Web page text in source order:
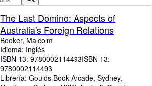
CERRAR
The Last Domino: Aspects of
Australia's Foreign Relations
Booker, Malcolm
Idioma: Inglés
ISBN 13: 9780002114493ISBN 13:
9780002114493
Librería: Goulds Book Arcade, Sydney,